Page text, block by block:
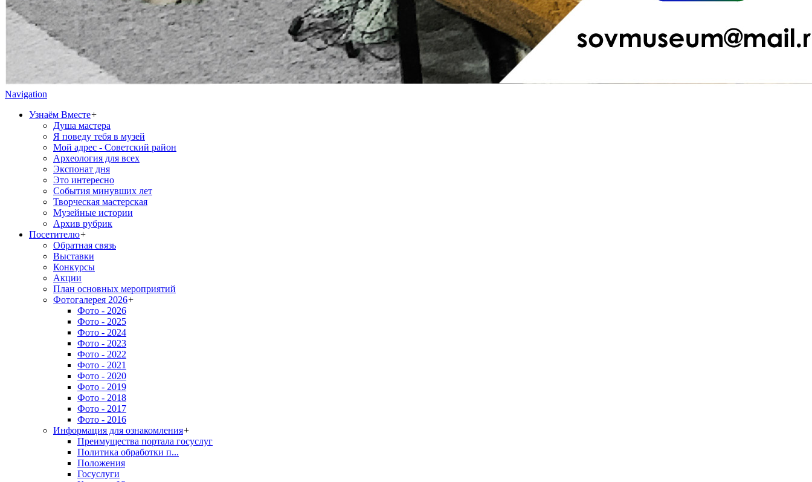
Navigation
Узнаём Вместе+
Душа мастера
Я поведу тебя в музей
Мой адрес - Советский район
Археология для всех
Экспонат дня
Это интересно
События минувших лет
Творческая мастерская
Музейные истории
Архив рубрик
Посетителю+
Обратная связь
Выставки
Конкурсы
Акции
План основных мероприятий
Фотогалерея 2026+
Фото - 2026
Фото - 2025
Фото - 2024
Фото - 2023
Фото - 2022
Фото - 2021
Фото - 2020
Фото - 2019
Фото - 2018
Фото - 2017
Фото - 2016
Информация для ознакомления+
Преимущества портала госуслуг
Политика обработки п...
Положения
Госуслуги